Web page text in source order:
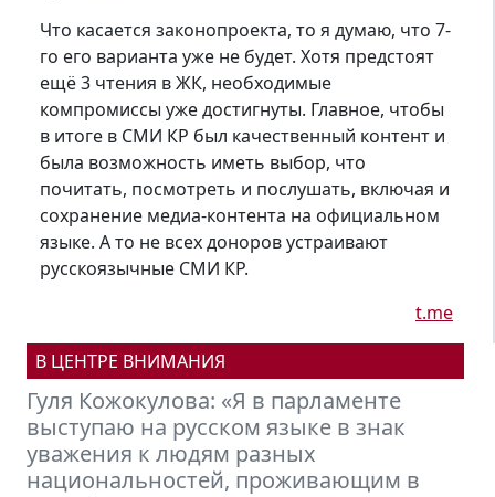
Что касается законопроекта, то я думаю, что 7-
го его варианта уже не будет. Хотя предстоят
ещё 3 чтения в ЖК, необходимые
компромиссы уже достигнуты. Главное, чтобы
в итоге в СМИ КР был качественный контент и
была возможность иметь выбор, что
почитать, посмотреть и послушать, включая и
сохранение медиа-контента на официальном
языке. А то не всех доноров устраивают
русскоязычные СМИ КР.
t.me
В ЦЕНТРЕ ВНИМАНИЯ
Михаил Петров: Кыргызстану нужно
встраиваться в новую финансовую
модель мира, формирующуюся под
эгидой БРИКС